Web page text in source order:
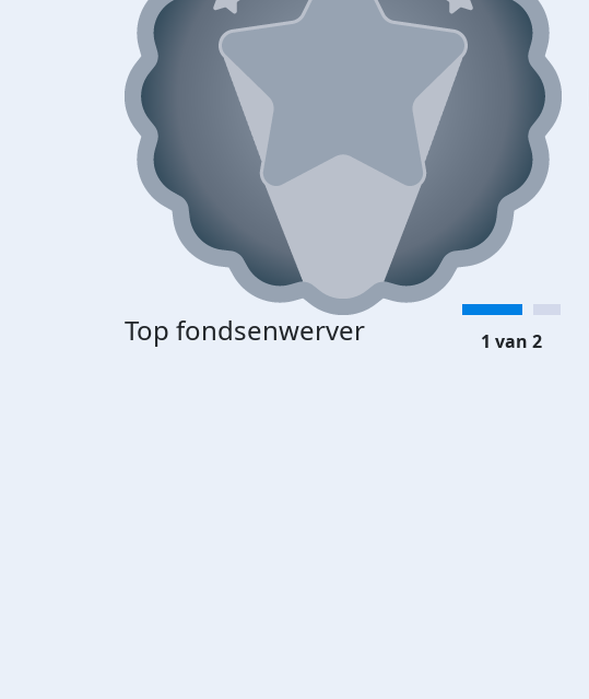
Top fondsenwerver 1 van 2